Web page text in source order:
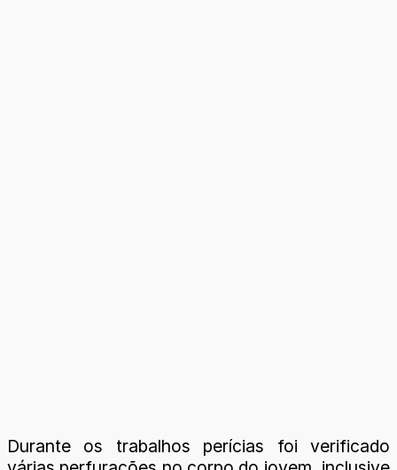
Durante os trabalhos perícias foi verificado